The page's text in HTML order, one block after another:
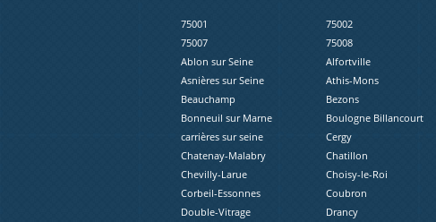
75001 75002
75007
75008
Ablon sur Seine
Alfortville
Asnières sur Seine
Athis-Mons
Beauchamp
Bezons
Bonneuil sur Marne
Boulogne Billancourt
carrières sur seine
Cergy
Chatenay-Malabry
Chatillon
Chevilly-Larue
Choisy-le-Roi
Corbeil-Essonnes
Coubron
Double-Vitrage
Drancy